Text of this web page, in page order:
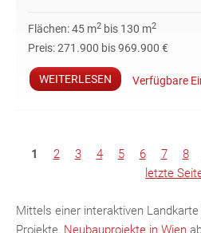
Flächen:45 m2 bis 130 m2
Preis:271.900 bis 969.900 €
WEITERLESEN Verfügbare
t
e
1 2 3 4 5 6 7 8
letzte
Mittels einer interaktiven
Projekte, Neubauprojekte in Wien